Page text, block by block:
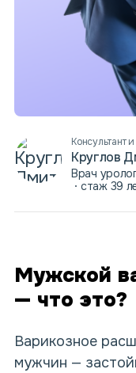
Консультант
Круглов
Врач
стаж 39
Мужской
— что это?
Варикозное
мужчин —